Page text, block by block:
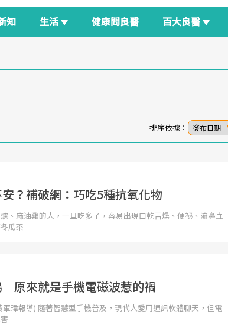
知 生活 健康問良醫 百大良醫
排序依據： 發布日期
？補破網：巧吃5種抗氧化物
、麻油雞的人，一旦吃多了，容易出現口乾舌燥、便祕、流鼻血
瓜茶
原來就是手機電磁波惹的禍
瑋報導) 隨著智慧型手機普及，現代人愛用通訊軟體聊天，但電
面對超高齡社會的浪潮，台灣正在快速邁
向「健康照護」的新時代。隨著國家政策
務，更是民眾了解自身健康狀況、啟動健
康管理的重要起點。
良醫生活祭
2025年，就到良醫生活祭體驗「一站式健
康新生活」，從講座、體驗到運動，全面